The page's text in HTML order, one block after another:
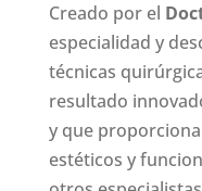
Creado por el
especialidad y
técnicas
resultado
y que
estéticos y